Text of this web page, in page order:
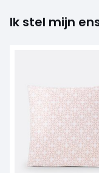
Ik stel mijn